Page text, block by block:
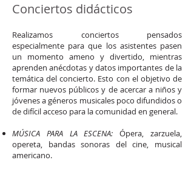
Conciertos didácticos
Realizamos conciertos pensados
especialmente para que los asistentes pasen
un momento ameno y divertido, mientras
aprenden anécdotas y datos importantes de la
temática del concierto. Esto con el objetivo de
formar nuevos públicos y de acercar a niños y
jóvenes a géneros musicales poco difundidos o
de difícil acceso para la comunidad en general.
MÚSICA PARA LA ESCENA: Ópera, zarzuela,
opereta, bandas sonoras del cine, musical
americano.